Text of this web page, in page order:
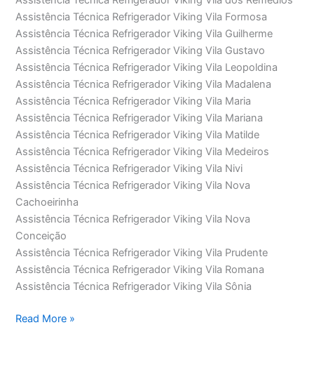
Assistência Técnica Refrigerador Viking Vila Formosa
Assistência Técnica Refrigerador Viking Vila Guilherme
Assistência Técnica Refrigerador Viking Vila Gustavo
Assistência Técnica Refrigerador Viking Vila Leopoldina
Assistência Técnica Refrigerador Viking Vila Madalena
Assistência Técnica Refrigerador Viking Vila Maria
Assistência Técnica Refrigerador Viking Vila Mariana
Assistência Técnica Refrigerador Viking Vila Matilde
Assistência Técnica Refrigerador Viking Vila Medeiros
Assistência Técnica Refrigerador Viking Vila Nivi
Assistência Técnica Refrigerador Viking Vila Nova
Cachoeirinha
Assistência Técnica Refrigerador Viking Vila Nova
Conceição
Assistência Técnica Refrigerador Viking Vila Prudente
Assistência Técnica Refrigerador Viking Vila Romana
Assistência Técnica Refrigerador Viking Vila Sônia
Assistência
Read More »